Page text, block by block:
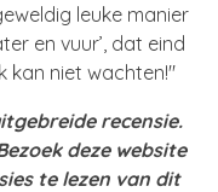
leuke manier
en vuur’, dat eind
kan niet wachten!"
recensie.
deze website
te lezen van dit